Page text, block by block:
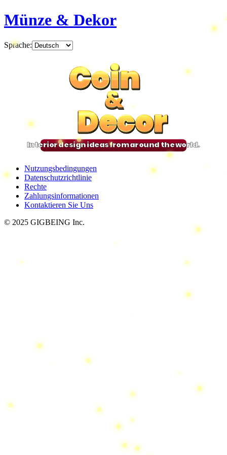
Münze & Dekor
Sprache:
Coin
&
Decor
Coin
&
Decor
Coin
&
Decor
Coin
&
Decor
Interior design ideas from around the world.
Nutzungsbedingungen
Datenschutzrichtlinie
Rechte
Zahlungsinformationen
Kontaktieren Sie Uns
© 2025 GIGBEING Inc.